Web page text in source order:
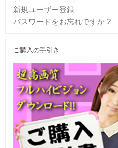
新規ユーザー登録
パスワードをお忘れですか ?
ご購入の手引き